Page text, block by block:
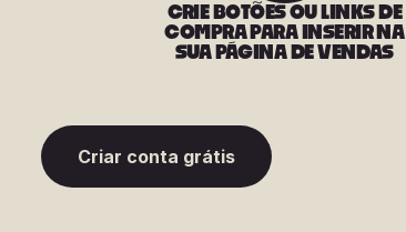
CRIE BOTÕES OU LINKS DE
COMPRA PARA INSERIR NA
SUA PÁGINA DE VENDAS
Criar conta grátis